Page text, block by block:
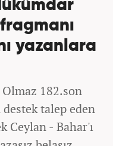
yazanlara
182.son
talep eden
Ceylan - Bahar'ı